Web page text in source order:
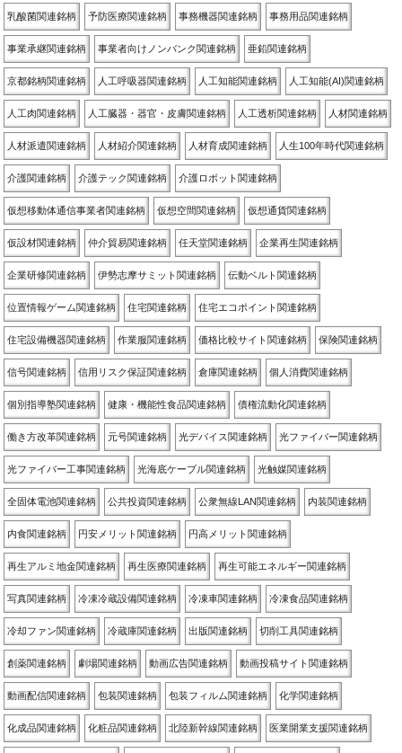
乳酸菌関連銘柄 予防医療関連銘柄 事務機器関連銘柄 事務用品関連銘柄
事業承継関連銘柄 事業者向けノンバンク関連銘柄 亜鉛関連銘柄
京都銘柄関連銘柄 人工呼吸器関連銘柄 人工知能関連銘柄 人工知能(AI)関連銘柄
人工肉関連銘柄 人工臓器・器官・皮膚関連銘柄 人工透析関連銘柄 人材関連銘柄
人材派遣関連銘柄 人材紹介関連銘柄 人材育成関連銘柄 人生100年時代関連銘柄
介護関連銘柄 介護テック関連銘柄 介護ロボット関連銘柄
仮想移動体通信事業者関連銘柄 仮想空間関連銘柄 仮想通貨関連銘柄
仮設材関連銘柄 仲介貿易関連銘柄 任天堂関連銘柄 企業再生関連銘柄
企業研修関連銘柄 伊勢志摩サミット関連銘柄 伝動ベルト関連銘柄
位置情報ゲーム関連銘柄 住宅関連銘柄 住宅エコポイント関連銘柄
住宅設備機器関連銘柄 作業服関連銘柄 価格比較サイト関連銘柄 保険関連銘柄
信号関連銘柄 信用リスク保証関連銘柄 倉庫関連銘柄 個人消費関連銘柄
個別指導塾関連銘柄 健康・機能性食品関連銘柄 債権流動化関連銘柄
働き方改革関連銘柄 元号関連銘柄 光デバイス関連銘柄 光ファイバー関連銘柄
光ファイバー工事関連銘柄 光海底ケーブル関連銘柄 光触媒関連銘柄
全固体電池関連銘柄 公共投資関連銘柄 公衆無線LAN関連銘柄 内装関連銘柄
内食関連銘柄 円安メリット関連銘柄 円高メリット関連銘柄
再生アルミ地金関連銘柄 再生医療関連銘柄 再生可能エネルギー関連銘柄
写真関連銘柄 冷凍冷蔵設備関連銘柄 冷凍車関連銘柄 冷凍食品関連銘柄
冷却ファン関連銘柄 冷蔵庫関連銘柄 出版関連銘柄 切削工具関連銘柄
創薬関連銘柄 劇場関連銘柄 動画広告関連銘柄 動画投稿サイト関連銘柄
動画配信関連銘柄 包装関連銘柄 包装フィルム関連銘柄 化学関連銘柄
化成品関連銘柄 化粧品関連銘柄 北陸新幹線関連銘柄 医業開業支援関連銘柄